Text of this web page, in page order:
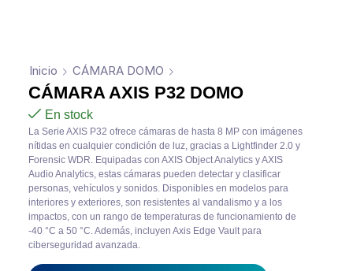
Inicio CÁMARA DOMO
CÁMARA AXIS P32 DOMO
En stock
La Serie AXIS P32 ofrece cámaras de hasta 8 MP con imágenes
nítidas en cualquier condición de luz, gracias a Lightfinder 2.0 y
Forensic WDR. Equipadas con AXIS Object Analytics y AXIS
Audio Analytics, estas cámaras pueden detectar y clasificar
personas, vehículos y sonidos. Disponibles en modelos para
interiores y exteriores, son resistentes al vandalismo y a los
impactos, con un rango de temperaturas de funcionamiento de
-40 °C a 50 °C. Además, incluyen Axis Edge Vault para
ciberseguridad avanzada.